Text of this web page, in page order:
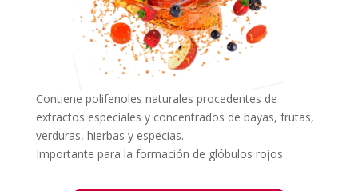
Contiene polifenoles naturales procedentes de
extractos especiales y concentrados de bayas, frutas,
verduras, hierbas y especias.
Importante para la formación de glóbulos rojos